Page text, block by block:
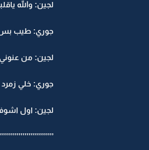
لجين: والله
جوري: طيب بس
لجين: من
جوري: خلي
لجين: اول